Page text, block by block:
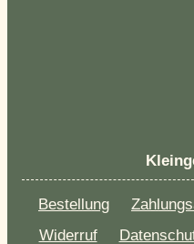
Bestellung
Widerruf